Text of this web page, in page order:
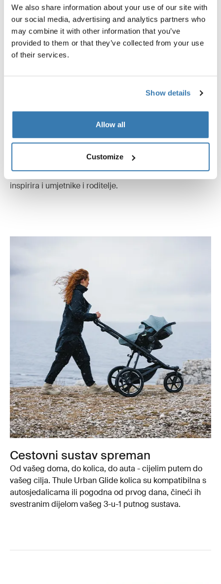
We also share information about your use of our site with
our social media, advertising and analytics partners who
may combine it with other information that you’ve
provided to them or that they’ve collected from your use
of their services.
Show details
Allow all
Customize
Integrirana ručna kočnica za laku i sigurnu kontrolu
brzine na bilo kojem terenu, te magnetska kopča za
siguran i lak ulazak i izlazak.
Thule x Icona Pop
Švedski pop duo Icona Pop postigao je veliki uspjeh s
hitom "I Love It." Balansiraju između uloge majki i
Urban Glide 3 za njihove užurbane živote. Njihova priča,
od susreta na zabavi do međunarodnog uspjeha,
inspirira i umjetnike i roditelje.
Cestovni sustav spreman
Od vašeg doma, do kolica, do auta - cijelim putem do
vašeg cilja. Thule Urban Glide kolica su kompatibilna s
autosjedalicama ili pogodna od prvog dana, čineći ih
svestranim dijelom vašeg 3-u-1 putnog sustava.